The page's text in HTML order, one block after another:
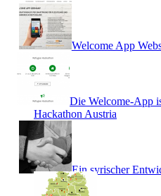
Welcome App
Die Welcome-App
Hackathon Austria
Ein syrischer